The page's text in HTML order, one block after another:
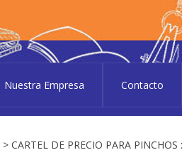
Nuestra Empresa Contacto
> CARTEL DE PRECIO PARA PINCHOS